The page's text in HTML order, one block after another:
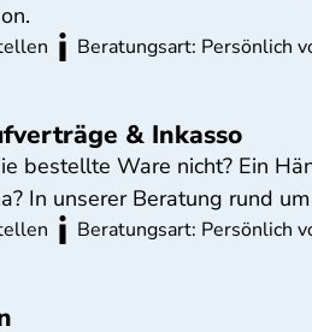
Beratungsart: Persönlich
& Inkasso
bestellte Ware nicht? Ein
In unserer Beratung rund
Beratungsart: Persönlich